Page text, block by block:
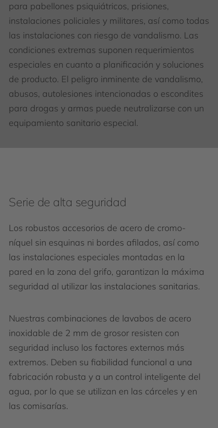
para pabellones psiquiátricos, prisiones,
instalaciones policiales y militares, así como todas
las instalaciones con riesgo de vandalismo. Las
condiciones extremas suponen requerimientos
especiales en cuanto a planificación y soluciones
de producto. El peligro inminente de vandalismo,
abusos, autolesiones intencionadas o escondites
para drogas y armas puede neutralizarse con un
equipamiento sanitario especial.
Serie de alta seguridad
Los robustos accesorios de acero de cromo-
níquel sin esquinas ni bordes afilados, así como
las instalaciones especiales montadas en la
pared en la zona del grifo, garantizan la máxima
seguridad al utilizar las instalaciones sanitarias.
Nuestras combinaciones de lavabos de acero
inoxidable de 2 mm de grosor resisten con
seguridad incluso los factores externos más
extremos. Deben su fiabilidad funcional a una
fabricación robusta y a un control inteligente del
agua, por lo que se utilizan en las cárceles y en
las comisarías.